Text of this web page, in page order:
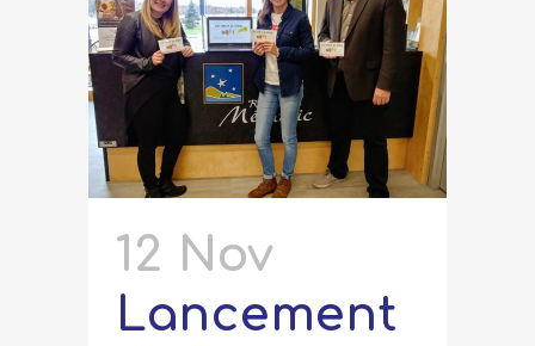
12 Nov
Lancement